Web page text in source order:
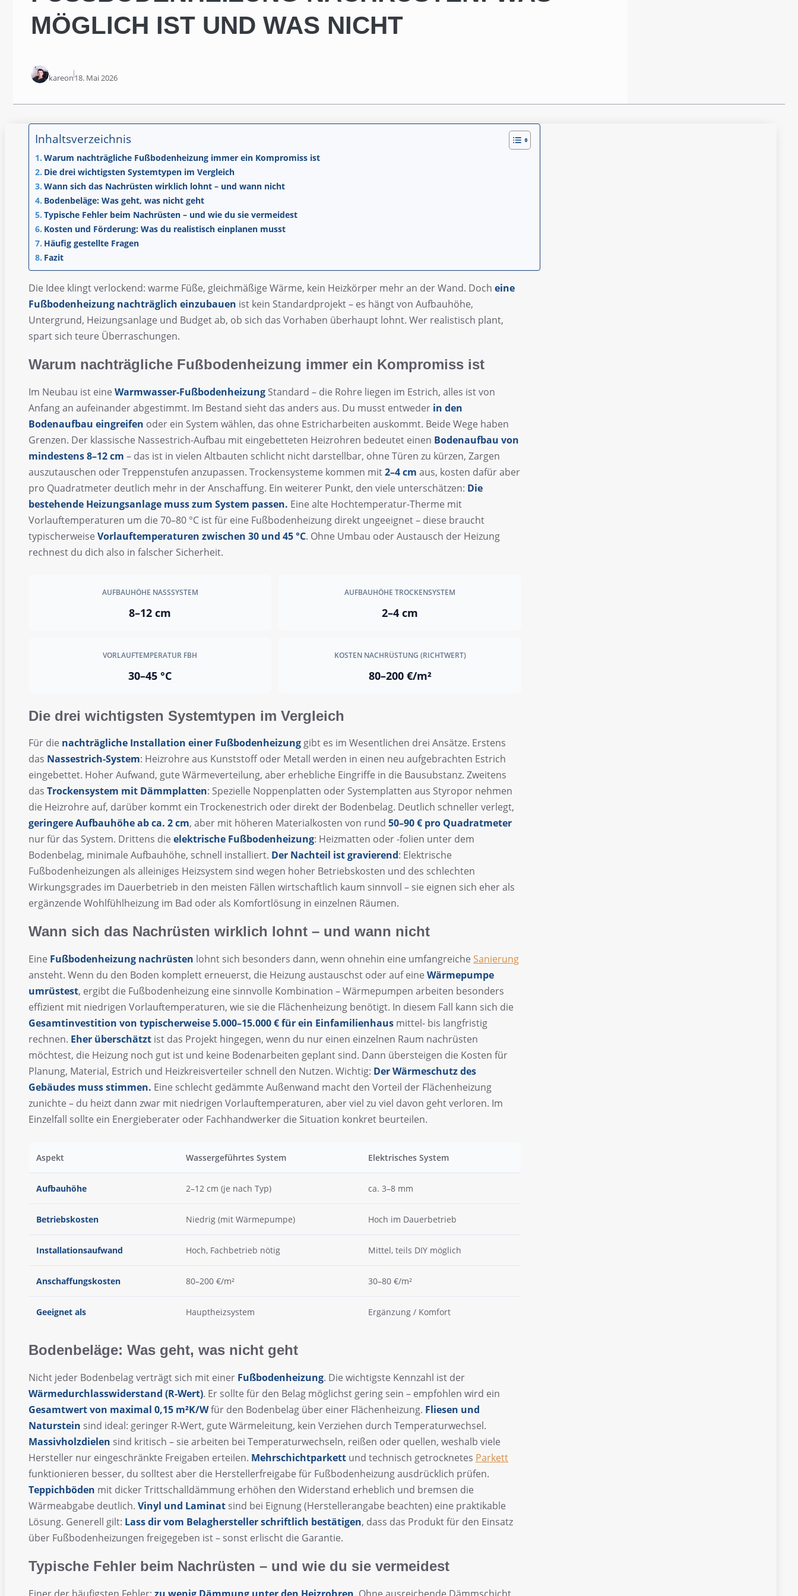
ÖGLICH IST UND WAS NICHT
kareon18. Mai 2026
Inhaltsverzeichnis
Warum nachträgliche Fußbodenheizung immer ein Kompromiss ist
Die drei wichtigsten Systemtypen im Vergleich
Wann sich das Nachrüsten wirklich lohnt – und wann nicht
Bodenbeläge: Was geht, was nicht geht
Typische Fehler beim Nachrüsten – und wie du sie vermeidest
Kosten und Förderung: Was du realistisch einplanen musst
Häufig gestellte Fragen
Fazit
Die Idee klingt verlockend: warme Füße, gleichmäßige Wärme, kein Heizkörper mehr an der Wand. Doch eine
Fußbodenheizung nachträglich einzubauen ist kein Standardprojekt – es hängt von Aufbauhöhe,
Untergrund, Heizungsanlage und Budget ab, ob sich das Vorhaben überhaupt lohnt. Wer realistisch plant,
spart sich teure Überraschungen.
Warum nachträgliche Fußbodenheizung immer ein Kompromiss ist
Im Neubau ist eine Warmwasser-Fußbodenheizung Standard – die Rohre liegen im Estrich, alles ist von
Anfang an aufeinander abgestimmt. Im Bestand sieht das anders aus. Du musst entweder in den
Bodenaufbau eingreifen oder ein System wählen, das ohne Estricharbeiten auskommt. Beide Wege haben
Grenzen. Der klassische Nassestrich-Aufbau mit eingebetteten Heizrohren bedeutet einen Bodenaufbau von
mindestens 8–12 cm – das ist in vielen Altbauten schlicht nicht darstellbar, ohne Türen zu kürzen, Zargen
auszutauschen oder Treppenstufen anzupassen. Trockensysteme kommen mit2–4 cm aus, kosten dafür aber
pro Quadratmeter deutlich mehr in der Anschaffung. Ein weiterer Punkt, den viele unterschätzen: Die
bestehende Heizungsanlage muss zum System passen. Eine alte Hochtemperatur-Therme mit
Vorlauftemperaturen um die 70–80 °C ist für eine Fußbodenheizung direkt ungeeignet – diese braucht
typischerweise Vorlauftemperaturen zwischen 30 und 45 °C. Ohne Umbau oder Austausch der Heizung
rechnest du dich also in falscher Sicherheit.
AUFBAUHÖHE NASSSYSTEM
8–12 cm
AUFBAUHÖHE TROCKENSYSTEM
2–4 cm
VORLAUFTEMPERATUR FBH
30–45 °C
KOSTEN NACHRÜSTUNG (RICHTWERT)
80–200 €/m²
Die drei wichtigsten Systemtypen im Vergleich
Für die nachträgliche Installation einer Fußbodenheizunggibt es im Wesentlichen drei Ansätze. Erstens
das Nassestrich-System: Heizrohre aus Kunststoff oder Metall werden in einen neu aufgebrachten Estrich
eingebettet. Hoher Aufwand, gute Wärmeverteilung, aber erhebliche Eingriffe in die Bausubstanz. Zweitens
das Trockensystem mit Dämmplatten: Spezielle Noppenplatten oder Systemplatten aus Styropor nehmen
die Heizrohre auf, darüber kommt ein Trockenestrich oder direkt der Bodenbelag. Deutlich schneller verlegt,
geringere Aufbauhöhe ab ca. 2 cm, aber mit höheren Materialkosten von rund 50–90 € pro Quadratmeter
nur für das System. Drittens die elektrische Fußbodenheizung: Heizmatten oder -folien unter dem
Bodenbelag, minimale Aufbauhöhe, schnell installiert. Der Nachteil ist gravierend: Elektrische
Fußbodenheizungen als alleiniges Heizsystem sind wegen hoher Betriebskosten und des schlechten
Wirkungsgrades im Dauerbetrieb in den meisten Fällen wirtschaftlich kaum sinnvoll – sie eignen sich eher als
ergänzende Wohlfühlheizung im Bad oder als Komfortlösung in einzelnen Räumen.
Wann sich das Nachrüsten wirklich lohnt – und wann nicht
Eine Fußbodenheizung nachrüsten lohnt sich besonders dann, wenn ohnehin eine umfangreiche Sanierung
ansteht. Wenn du den Boden komplett erneuerst, die Heizung austauschst oder auf eine Wärmepumpe
umrüstest, ergibt die Fußbodenheizung eine sinnvolle Kombination – Wärmepumpen arbeiten besonders
effizient mit niedrigen Vorlauftemperaturen, wie sie die Flächenheizung benötigt. In diesem Fall kann sich die
Gesamtinvestition von typischerweise 5.000–15.000 € für ein Einfamilienhaus mittel- bis langfristig
rechnen. Eher überschätzt ist das Projekt hingegen, wenn du nur einen einzelnen Raum nachrüsten
möchtest, die Heizung noch gut ist und keine Bodenarbeiten geplant sind. Dann übersteigen die Kosten für
Planung, Material, Estrich und Heizkreisverteiler schnell den Nutzen. Wichtig: Der Wärmeschutz des
Gebäudes muss stimmen. Eine schlecht gedämmte Außenwand macht den Vorteil der Flächenheizung
zunichte – du heizt dann zwar mit niedrigen Vorlauftemperaturen, aber viel zu viel davon geht verloren. Im
Einzelfall sollte ein Energieberater oder Fachhandwerker die Situation konkret beurteilen.
Aspekt Wassergeführtes System Elektrisches System
Aufbauhöhe 2–12 cm (je nach Typ) ca. 3–8 mm
Betriebskosten Niedrig (mit Wärmepumpe) Hoch im Dauerbetrieb
Installationsaufwand Hoch, Fachbetrieb nötig Mittel, teils DIY möglich
Anschaffungskosten 80–200 €/m² 30–80 €/m²
Geeignet als Hauptheizsystem Ergänzung / Komfort
Bodenbeläge: Was geht, was nicht geht
Nicht jeder Bodenbelag verträgt sich mit einer Fußbodenheizung. Die wichtigste Kennzahl ist der
Wärmedurchlasswiderstand (R-Wert). Er sollte für den Belag möglichst gering sein – empfohlen wird ein
Gesamtwert von maximal 0,15 m²K/Wfür den Bodenbelag über einer Flächenheizung. Fliesen und
Naturstein sind ideal: geringer R-Wert, gute Wärmeleitung, kein Verziehen durch Temperaturwechsel.
Massivholzdielen sind kritisch – sie arbeiten bei Temperaturwechseln, reißen oder quellen, weshalb viele
Hersteller nur eingeschränkte Freigaben erteilen. Mehrschichtparkett und technisch getrocknetes Parkett
funktionieren besser, du solltest aber die Herstellerfreigabe für Fußbodenheizung ausdrücklich prüfen.
Teppichböden mit dicker Trittschalldämmung erhöhen den Widerstand erheblich und bremsen die
Wärmeabgabe deutlich. Vinyl und Laminat sind bei Eignung (Herstellerangabe beachten) eine praktikable
Lösung. Generell gilt: Lass dir vom Belaghersteller schriftlich bestätigen, dass das Produkt für den Einsatz
über Fußbodenheizungen freigegeben ist – sonst erlischt die Garantie.
Typische Fehler beim Nachrüsten – und wie du sie vermeidest